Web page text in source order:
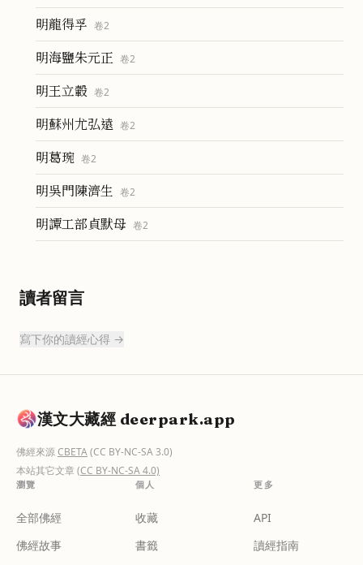
明龍得孚 卷2
明海鹽朱元正 卷2
明王立轂 卷2
明蘇州尤弘遠 卷2
明葛琬 卷2
明吳門陳濟生 卷2
明譚工部貞默母 卷2
讀者留言
寫下你的讀經心得 →
漢文大藏經 deerpark.app
佛經來源CBETA(CC BY-NC-SA 3.0)
本站其它文章(CC BY-NC-SA 4.0)
瀏覽
全部佛經
佛經故事
個人
收藏
書籤
更多
API
讀經指南